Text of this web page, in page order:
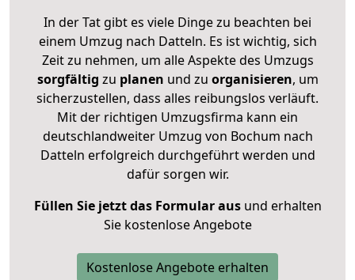
In der Tat gibt es viele Dinge zu beachten bei
einem Umzug nach Datteln. Es ist wichtig, sich
Zeit zu nehmen, um alle Aspekte des Umzugs
sorgfältig zu planen und zu organisieren, um
sicherzustellen, dass alles reibungslos verläuft.
Mit der richtigen Umzugsfirma kann ein
deutschlandweiter Umzug von Bochum nach
Datteln erfolgreich durchgeführt werden und
dafür sorgen wir.
Füllen Sie jetzt das Formular ausund erhalten
Sie kostenlose Angebote
Kostenlose Angebote erhalten